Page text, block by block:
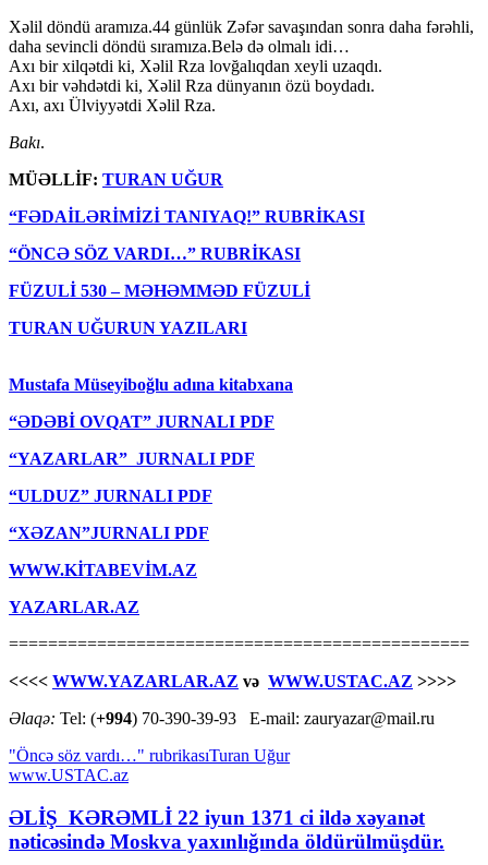
Xəlil döndü aramıza.44 günlük Zəfər savaşından sonra daha fərəhli,
daha sevincli döndü sıramıza.Belə də olmalı idi…
Axı bir xilqətdi ki, Xəlil Rza lovğalıqdan xeyli uzaqdı.
Axı bir vəhdətdi ki, Xəlil Rza dünyanın özü boydadı.
Axı, axı Ülviyyətdi Xəlil Rza.
Bakı.
MÜƏLLİF: TURAN UĞUR
“FƏDAİLƏRİMİZİ TANIYAQ!” RUBRİKASI
“ÖNCƏ SÖZ VARDI…” RUBRİKASI
FÜZULİ 530– MƏHƏMMƏD FÜZULİ
TURAN UĞURUN YAZILARI
Mustafa Müseyiboğlu adına kitabxana
“ƏDƏBİ OVQAT” JURNALI PDF
“YAZARLAR” JURNALI PDF
“ULDUZ” JURNALI PDF
“XƏZAN”JURNALI PDF
WWW.KİTABEVİM.AZ
YAZARLAR.AZ
===============================================
<<<< WWW.YAZARLAR.AZ və WWW.USTAC.AZ >>>>
Əlaqə: Tel: (+994) 70-390-39-93 E-mail: zauryazar@mail.ru
"Öncə söz vardı…" rubrikasıTuran Uğur
www.USTAC.az
ƏLİŞ KƏRƏMLİ 22 iyun 1371 ci ildə xəyanət
nəticəsində Moskva yaxınlığında öldürülmüşdür.